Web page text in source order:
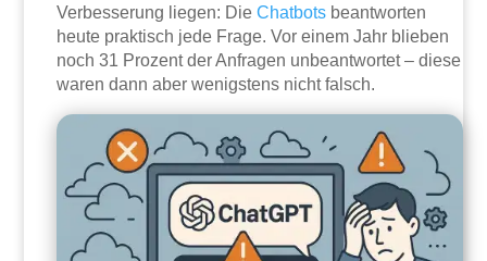
Verbesserung liegen: DieChatbots beantworten
heute praktisch jede Frage. Vor einem Jahr blieben
noch 31 Prozent der Anfragen unbeantwortet – diese
waren dann aber wenigstens nicht falsch.